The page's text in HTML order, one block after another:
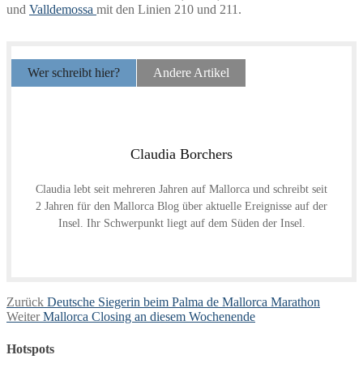
und Valldemossa mit den Linien 210 und 211.
Wer schreibt hier? Andere Artikel
Claudia Borchers
Claudia lebt seit mehreren Jahren auf Mallorca und schreibt seit
2 Jahren für den Mallorca Blog über aktuelle Ereignisse auf der
Insel. Ihr Schwerpunkt liegt auf dem Süden der Insel.
Beitragsnavigation
Zurück Vorheriger
Beitrag:
Deutsche Siegerin beim Palma de Mallorca Marathon
Weiter Nächster
Mallorca Closing an diesem Wochenende
Hotspots